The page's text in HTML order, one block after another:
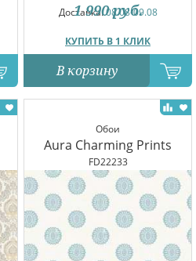
Доставка:08.08-09.08
КУПИТЬ В 1 КЛИК
1 990 руб.
В корзину
Обои
Aura Charming Prints
FD22233